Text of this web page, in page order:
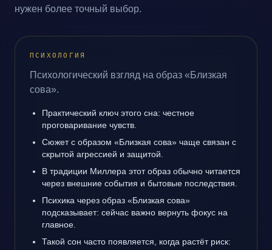
нужен более точный выбор.
ПСИХОЛОГИЯ
Психологический взгляд на образ «Близкая
сова».
Практический ключ этого сна: честное
проговаривание чувств.
Сюжет с образом «Близкая сова» чаще связан с
скрытой агрессией и защитой.
В традиции Миллера этот образ обычно читается
через внешние события и бытовые последствия.
Психика через образ «Близкая сова»
подсказывает: сейчас важно вернуть фокус на
главное.
Такой сон часто появляется, когда растёт риск: